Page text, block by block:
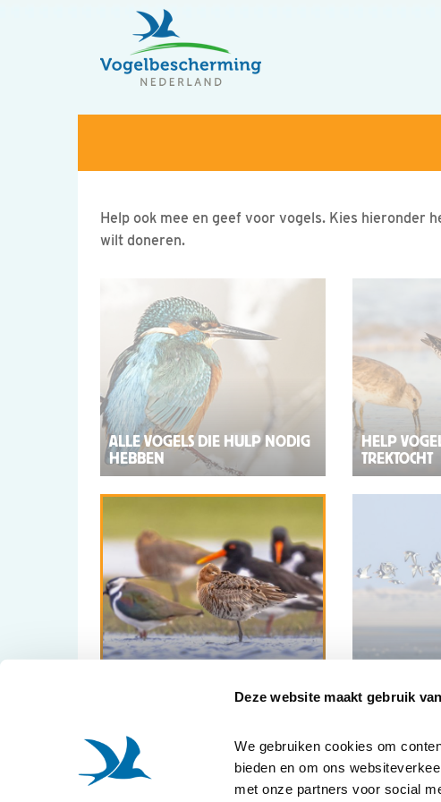
Deze website maakt gebruik
We gebruiken cookies om
bieden en om ons
met onze partners voor social
Help ook mee en geef voor vogels. Kies hieronder
wilt doneren.
ALLE VOGELS DIE HULP NODIG
HEBBEN
HELP
TREKTOCHT